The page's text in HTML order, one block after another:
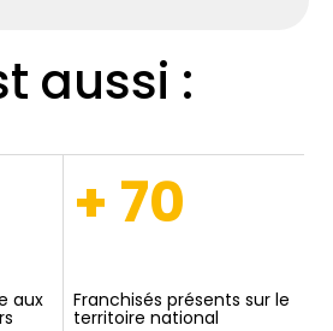
aussi :
aux
+ 70
Franchisés présents sur le
territoire national